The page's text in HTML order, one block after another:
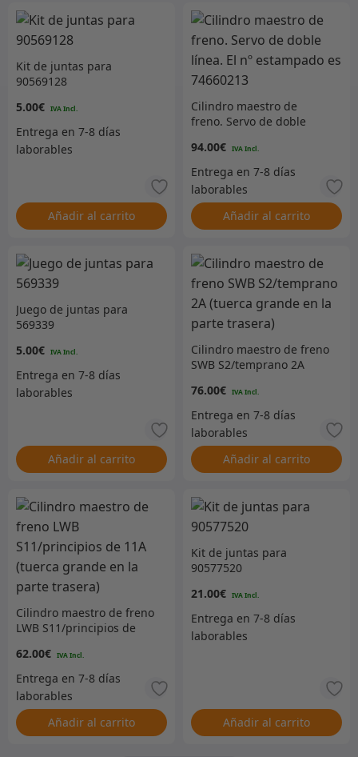
Kit de juntas para
90569128
5.00€
Añadir al carrito
Cilindro maestro de
freno. Servo de doble
74660213
94.00€
Añadir al carrito
Juego de juntas para
569339
5.00€
Añadir al carrito
Cilindro maestro de freno
SWB S2/temprano 2A
parte trasera)
76.00€
Añadir al carrito
Cilindro maestro de freno
LWB S11/principios de
parte trasera)
62.00€
Añadir al carrito
Kit de juntas para
90577520
21.00€
Añadir al carrito